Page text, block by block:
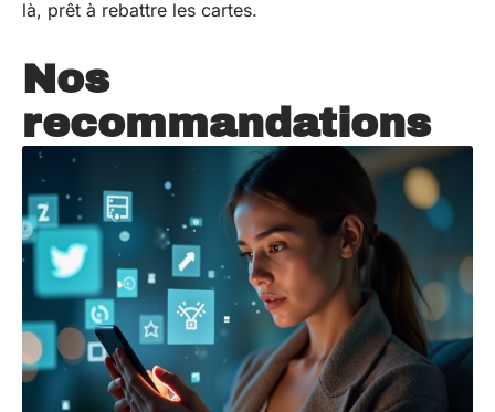
là, prêt à rebattre les cartes.
Nos
recommandations